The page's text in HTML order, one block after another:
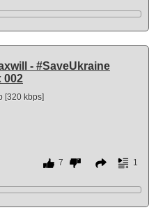
- #SaveUkraine
002
[320 kbps]
7 1